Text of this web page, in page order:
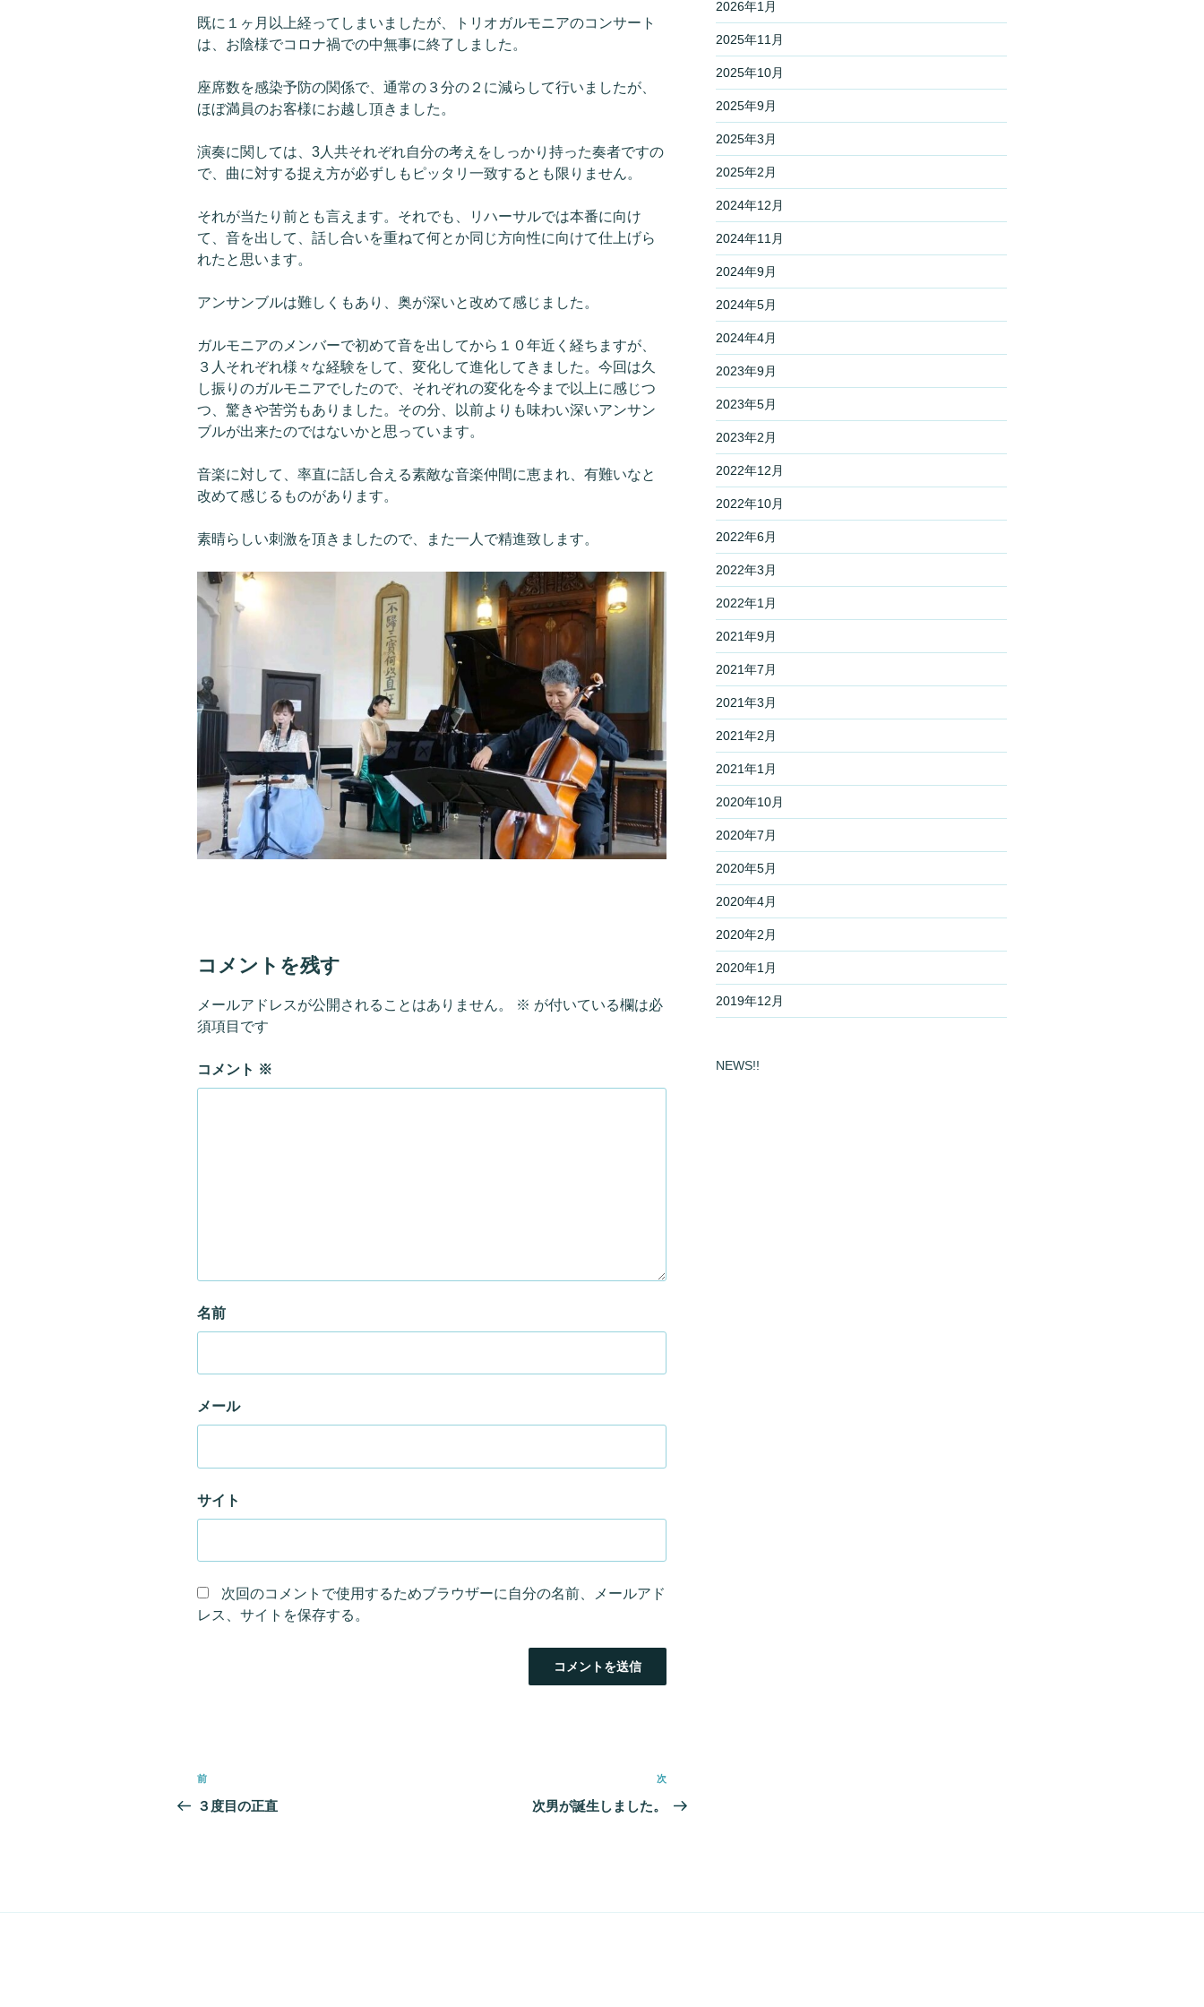
既に１ヶ月以上経ってしまいましたが、トリオガルモニアのコンサート
は、お陰様でコロナ禍での中無事に終了しました。
座席数を感染予防の関係で、通常の３分の２に減らして行いましたが、
ほぼ満員のお客様にお越し頂きました。
演奏に関しては、3人共それぞれ自分の考えをしっかり持った奏者ですの
で、曲に対する捉え方が必ずしもピッタリ一致するとも限りません。
それが当たり前とも言えます。それでも、リハーサルでは本番に向け
て、音を出して、話し合いを重ねて何とか同じ方向性に向けて仕上げら
れたと思います。
アンサンブルは難しくもあり、奥が深いと改めて感じました。
ガルモニアのメンバーで初めて音を出してから１０年近く経ちますが、
３人それぞれ様々な経験をして、変化して進化してきました。今回は久
し振りのガルモニアでしたので、それぞれの変化を今まで以上に感じつ
つ、驚きや苦労もありました。その分、以前よりも味わい深いアンサン
ブルが出来たのではないかと思っています。
音楽に対して、率直に話し合える素敵な音楽仲間に恵まれ、有難いなと
改めて感じるものがあります。
素晴らしい刺激を頂きましたので、また一人で精進致します。
コメントを残す
メールアドレスが公開されることはありません。 ※ が付いている欄は必
須項目です
コメント ※
名前
メール
サイト
次回のコメントで使用するためブラウザーに自分の名前、メールアド
レス、サイトを保存する。
投
稿
前
の
前
３度目の正直
次
の
次
次男が誕生しました。
2026年1月
2025年11月
2025年10月
2025年9月
2025年3月
2025年2月
2024年12月
2024年11月
2024年9月
2024年5月
2024年4月
2023年9月
2023年5月
2023年2月
2022年12月
2022年10月
2022年6月
2022年3月
2022年1月
2021年9月
2021年7月
2021年3月
2021年2月
2021年1月
2020年10月
2020年7月
2020年5月
2020年4月
2020年2月
2020年1月
2019年12月
NEWS!!